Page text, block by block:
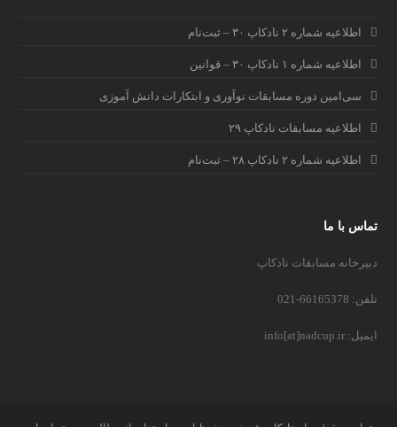
اطلاعیه شماره ۲ نادکاپ ۳۰ – ثبت‌نام
اطلاعیه شماره ۱ نادکاپ ۳۰ – قوانین
سی‌امین دوره مسابقات نوآوری و ابتکارات دانش آموزی
اطلاعیه مسابقات نادکاپ ۲۹
اطلاعیه شماره ۲ نادکاپ ۲۸ – ثبت‌نام
تماس با ما
دبیرخانه مسابقات نادکاپ
تلفن: 66165378-021
ایمیل: info[at]nadcup.ir